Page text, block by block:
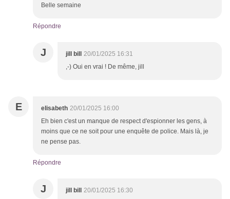
Belle semaine
Répondre
J jill bill
20/01/2025 16:31
,-) Oui en vrai ! De même, jill
E elisabeth 20/01/2025 16:00
Eh bien c'est un manque de respect d'espionner les gens, à
moins que ce ne soit pour une enquête de police. Mais là, je
ne pense pas.
Répondre
J jill bill
20/01/2025 16:30